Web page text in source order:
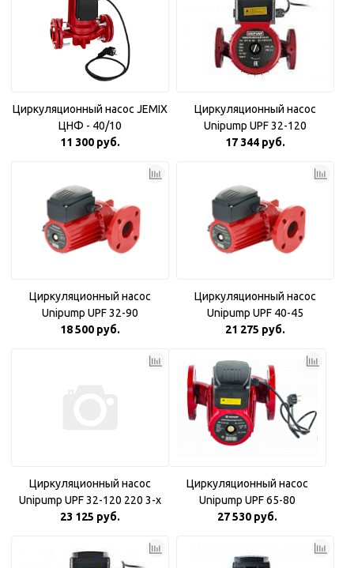
Циркуляционный насос JEMIX
ЦНФ - 40/10
11 300 руб.
Циркуляционный насос
Unipump UPF 32-120
17 344 руб.
Циркуляционный насос
Unipump UPF 32-90
18 500 руб.
Циркуляционный насос
Unipump UPF 40-45
21 275 руб.
Циркуляционный насос
Unipump UPF 32-120 220 3-х
скоростной
23 125 руб.
Циркуляционный насос
Unipump UPF 65-80
27 530 руб.